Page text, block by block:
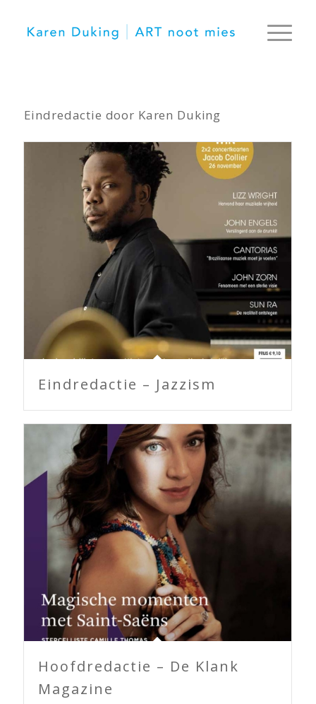
Eindredactie door Karen Duking
Eindredactie – Jazzism
Hoofdredactie – De Klank
Magazine